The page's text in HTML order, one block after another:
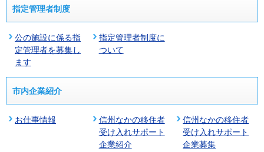
指定管理者制度
公の施設に係る指
定管理者を募集し
ます
指定管理者制度に
ついて
市内企業紹介
お仕事情報
信州なかの移住者
受け入れサポート
企業紹介
信州なかの移住者
受け入れサポート
企業募集